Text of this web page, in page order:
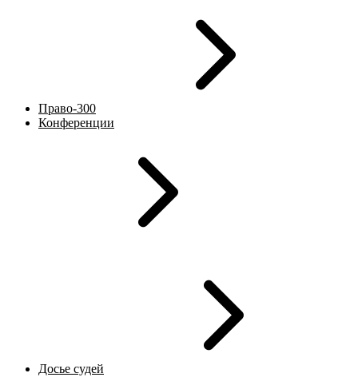
Право-300
Конференции
Досье судей